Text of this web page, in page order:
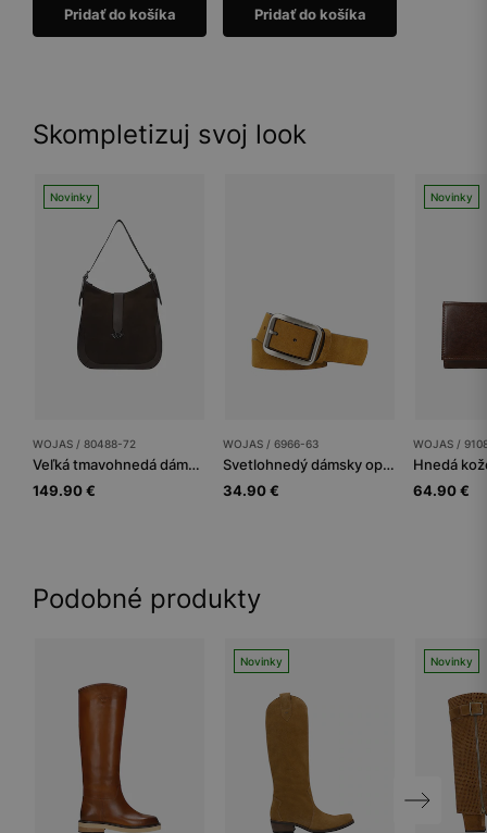
Pridať do košíka Pridať do košíka
Skompletizuj svoj look
Novinky
WOJAS / 80488-72
Veľká tmavohnedá dámska kabelka z lícnej kože a velúrovej rozštiepenky
149.90 €
WOJAS / 6966-63
Svetlohnedý dámsky opasok so striebornou spônou
34.90 €
Novinky
WOJAS /
64.90 €
Podobné produkty
Novinky Novinky